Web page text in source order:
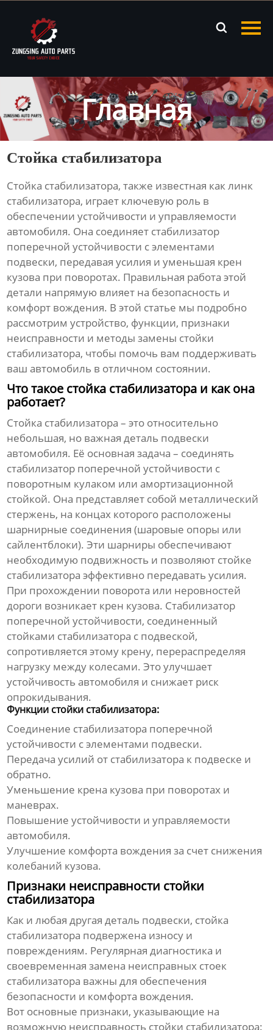

Продукция
Новости
О нас
Контакты
Главная
Стойка стабилизатора
Стойка стабилизатора, также известная как линк
стабилизатора, играет ключевую роль в
обеспечении устойчивости и управляемости
автомобиля. Она соединяет стабилизатор
поперечной устойчивости с элементами
подвески, передавая усилия и уменьшая крен
кузова при поворотах. Правильная работа этой
детали напрямую влияет на безопасность и
комфорт вождения. В этой статье мы подробно
рассмотрим устройство, функции, признаки
неисправности и методы замены стойки
стабилизатора, чтобы помочь вам поддерживать
ваш автомобиль в отличном состоянии.
Что такое стойка стабилизатора и как она
работает?
Стойка стабилизатора – это относительно
небольшая, но важная деталь подвески
автомобиля. Её основная задача – соединять
стабилизатор поперечной устойчивости с
поворотным кулаком или амортизационной
стойкой. Она представляет собой металлический
стержень, на концах которого расположены
шарнирные соединения (шаровые опоры или
сайлентблоки). Эти шарниры обеспечивают
необходимую подвижность и позволяют стойке
стабилизатора эффективно передавать усилия.
При прохождении поворота или неровностей
дороги возникает крен кузова. Стабилизатор
поперечной устойчивости, соединенный
стойками стабилизатора с подвеской,
сопротивляется этому крену, перераспределяя
нагрузку между колесами. Это улучшает
устойчивость автомобиля и снижает риск
опрокидывания.
Функции стойки стабилизатора:
Соединение стабилизатора поперечной
устойчивости с элементами подвески.
Передача усилий от стабилизатора к подвеске и
обратно.
Уменьшение крена кузова при поворотах и
маневрах.
Повышение устойчивости и управляемости
автомобиля.
Улучшение комфорта вождения за счет снижения
колебаний кузова.
Признаки неисправности стойки
стабилизатора
Как и любая другая деталь подвески, стойка
стабилизатора подвержена износу и
повреждениям. Регулярная диагностика и
своевременная замена неисправных стоек
стабилизатора важны для обеспечения
безопасности и комфорта вождения.
Вот основные признаки, указывающие на
возможную неисправность стойки стабилизатора: